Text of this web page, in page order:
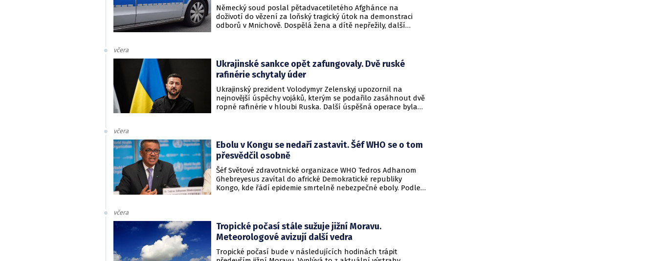
Německý soud poslal pětadvacetiletého Afghánce na
doživotí do vězení za loňský tragický útok na demonstraci
odborů v Mnichově. Dospělá žena a dítě nepřežily, další
včera
Ukrajinské sankce opět zafungovaly. Dvě ruské
rafinérie schytaly úder
Ukrajinský prezident Volodymyr Zelenskyj upozornil na
nejnovější úspěchy vojáků, kterým se podařilo zasáhnout dvě
ropné rafinérie v hloubi Ruska. Další úspěšná operace byla
včera
Ebolu v Kongu se nedaří zastavit. Šéf WHO se o tom
přesvědčil osobně
Šéf Světové zdravotnické organizace WHO Tedros Adhanom
Ghebreyesus zavítal do africké Demokratické republiky
Kongo, kde řádí epidemie smrtelně nebezpečné eboly. Podle
včera
Tropické počasí stále sužuje jižní Moravu.
Meteorologové avizují další vedra
Tropické počasí bude v následujících hodinách trápit